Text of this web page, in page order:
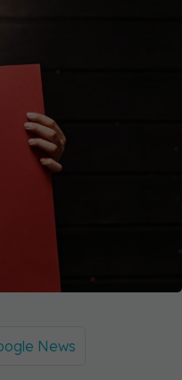
News